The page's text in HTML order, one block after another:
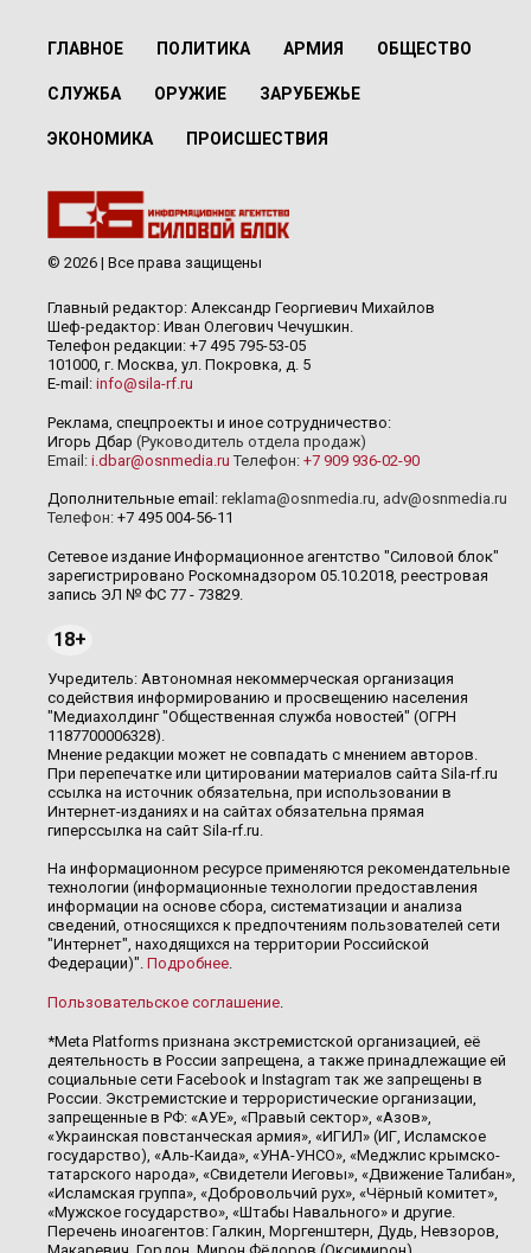
ГЛАВНОЕ ПОЛИТИКА АРМИЯ ОБЩЕСТВО
СЛУЖБА ОРУЖИЕ ЗАРУБЕЖЬЕ
ЭКОНОМИКА ПРОИСШЕСТВИЯ
© 2026 | Все права защищены
Главный редактор: Александр Георгиевич Михайлов
Шеф-редактор: Иван Олегович Чечушкин.
Телефон редакции: +7 495 795-53-05
101000, г. Москва, ул. Покровка, д. 5
E-mail: info@sila-rf.ru
Реклама, спецпроекты и иное сотрудничество:
Игорь Дбар (Руководитель отдела продаж)
Email: i.dbar@osnmedia.ru Телефон: +7 909 936-02-90
Дополнительные email: reklama@osnmedia.ru, adv@osnmedia.ru
Телефон: +7 495 004-56-11
Сетевое издание Информационное агентство "Силовой блок"
зарегистрировано Роскомнадзором 05.10.2018, реестровая
запись ЭЛ № ФС 77 - 73829.
18+
Учредитель: Автономная некоммерческая организация
содействия информированию и просвещению населения
"Медиахолдинг "Общественная служба новостей" (ОГРН
1187700006328).
Мнение редакции может не совпадать с мнением авторов.
При перепечатке или цитировании материалов сайта Sila-rf.ru
ссылка на источник обязательна, при использовании в
Интернет-изданиях и на сайтах обязательна прямая
гиперссылка на сайт Sila-rf.ru.
На информационном ресурсе применяются рекомендательные
технологии (информационные технологии предоставления
информации на основе сбора, систематизации и анализа
сведений, относящихся к предпочтениям пользователей сети
"Интернет", находящихся на территории Российской
Федерации)". Подробнее.
Пользовательское соглашение.
*Meta Platforms признана экстремистской организацией, её
деятельность в России запрещена, а также принадлежащие ей
социальные сети Facebook и Instagram так же запрещены в
России. Экстремистские и террористические организации,
запрещенные в РФ: «АУЕ», «Правый сектор», «Азов»,
«Украинская повстанческая армия», «ИГИЛ» (ИГ, Исламское
государство), «Аль-Каида», «УНА-УНСО», «Меджлис крымско-
татарского народа», «Свидетели Иеговы», «Движение Талибан»,
«Исламская группа», «Добровольчий рух», «Чёрный комитет»,
«Мужское государство», «Штабы Навального» и другие.
Перечень иноагентов: Галкин, Моргенштерн, Дудь, Невзоров,